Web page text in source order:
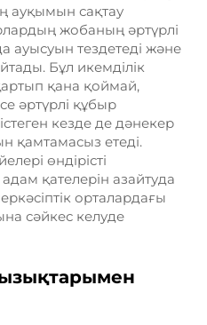
ауқымын сақтау
жобаның әртүрлі
ауысуын тездетеді және
Бұл икемділік
қана қоймай,
әртүрлі құбыр
кезде де дәнекер
қамтамасыз етеді.
өндірісті
қателерін азайтуда
орталардағы
сәйкес келуде